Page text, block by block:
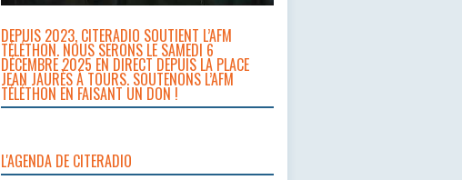
DEPUIS 2023, CITERADIO SOUTIENT L’AFM
TÉLÉTHON. NOUS SERONS LE SAMEDI 6
DÉCEMBRE 2025 EN DIRECT DEPUIS LA PLACE
JEAN JAURÈS À TOURS. SOUTENONS L’AFM
TÉLÉTHON EN FAISANT UN DON !
L'AGENDA DE CITERADIO